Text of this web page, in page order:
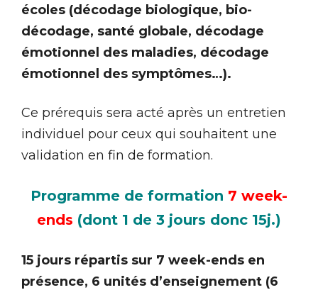
écoles (décodage biologique, bio-
décodage, santé globale, décodage
émotionnel des maladies, décodage
émotionnel des symptômes…).
Ce prérequis sera acté après un entretien
individuel pour ceux qui souhaitent une
validation en fin de formation.
Programme de formation 7 week-
ends (dont 1 de 3 jours donc 15j.)
15 jours répartis sur 7 week-ends en
présence, 6 unités d’enseignement (6